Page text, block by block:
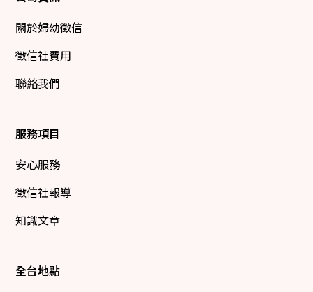
關於婦幼徵信
徵信社費用
聯絡我們
服務項目
安心服務
徵信社報導
知識文章
全台地點